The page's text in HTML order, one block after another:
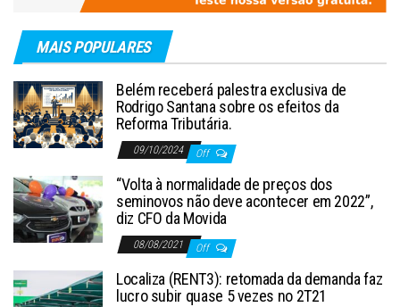
MAIS POPULARES
Belém receberá palestra exclusiva de
Rodrigo Santana sobre os efeitos da
Reforma Tributária.
09/10/2024 Off
“Volta à normalidade de preços dos
seminovos não deve acontecer em 2022”,
diz CFO da Movida
08/08/2021 Off
Localiza (RENT3): retomada da demanda faz
lucro subir quase 5 vezes no 2T21